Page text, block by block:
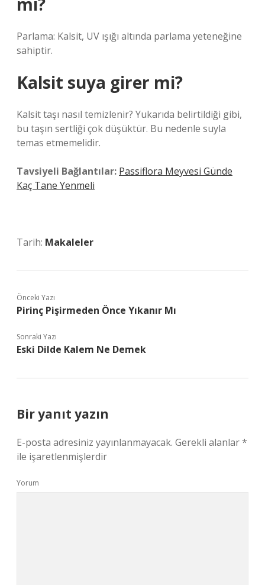
Parlama: Kalsit, UV ışığı altında parlama yeteneğine
sahiptir.
Kalsit suya girer mi?
Kalsit taşı nasıl temizlenir? Yukarıda belirtildiği gibi,
bu taşın sertliği çok düşüktür. Bu nedenle suyla
temas etmemelidir.
Tavsiyeli Bağlantılar: Passiflora Meyvesi Günde
Kaç Tane Yenmeli
Tarih: Makaleler
Önceki Yazı
Pirinç Pişirmeden Önce Yıkanır Mı
Sonraki Yazı
Eski Dilde Kalem Ne Demek
Bir yanıt yazın
E-posta adresiniz yayınlanmayacak. Gerekli alanlar*
ile işaretlenmişlerdir
Yorum